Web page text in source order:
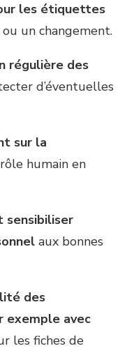
les étiquettes
un changement.
régulière des
d’éventuelles
sur la
humain en
aux bonnes
des
exemple avec
les fiches de